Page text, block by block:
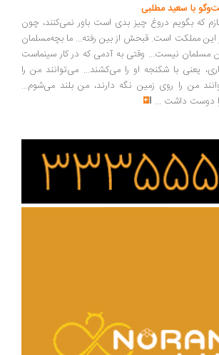
سعید مطلبی
دروغ چیز بدی است باور نمی‌کنند، چون
است. قبحش از بین رفته... ما بچه‌مسلمان
نیست... وقتی به آدمی که در کار سینماست
با شکنجه او را می‌کشند... می‌توانند من را
را روی زمین نگه دارند، من بلند می‌شوم...
داشت ...